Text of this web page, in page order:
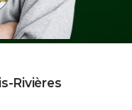
Rivières